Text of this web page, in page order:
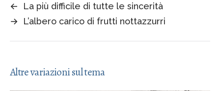
←
La più difficile di tutte le sincerità
→
L’albero carico di frutti nottazzurri
Altre variazioni sul tema